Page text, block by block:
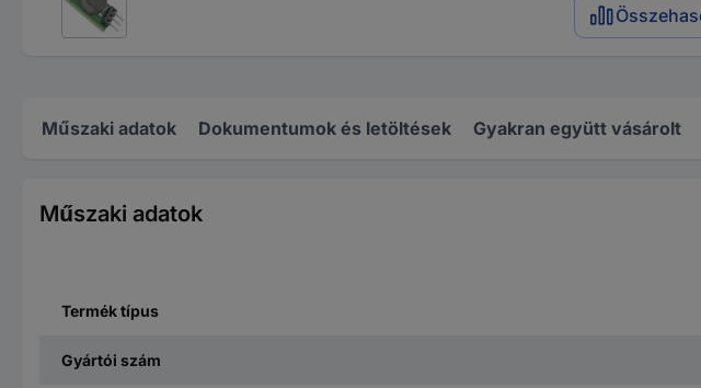
Műszaki adatok Dokumentumok és letöltések Gyakran együtt vásárolt
Műszaki adatok
Termék típus
Gyártói szám